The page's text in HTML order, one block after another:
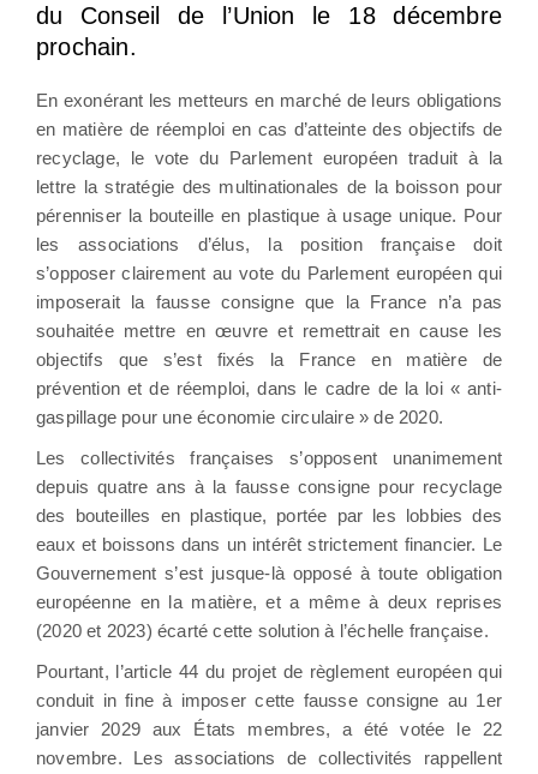
du Conseil de l’Union le 18 décembre
prochain.
En exonérant les metteurs en marché de leurs obligations
en matière de réemploi en cas d’atteinte des objectifs de
recyclage, le vote du Parlement européen traduit à la
lettre la stratégie des multinationales de la boisson pour
pérenniser la bouteille en plastique à usage unique. Pour
les associations d’élus, la position française doit
s’opposer clairement au vote du Parlement européen qui
imposerait la fausse consigne que la France n’a pas
souhaitée mettre en œuvre et remettrait en cause les
objectifs que s’est fixés la France en matière de
prévention et de réemploi, dans le cadre de la loi « anti-
gaspillage pour une économie circulaire » de 2020.
Les collectivités françaises s’opposent unanimement
depuis quatre ans à la fausse consigne pour recyclage
des bouteilles en plastique, portée par les lobbies des
eaux et boissons dans un intérêt strictement financier. Le
Gouvernement s’est jusque-là opposé à toute obligation
européenne en la matière, et a même à deux reprises
(2020 et 2023) écarté cette solution à l’échelle française.
Pourtant, l’article 44 du projet de règlement européen qui
conduit in fine à imposer cette fausse consigne au 1er
janvier 2029 aux États membres, a été votée le 22
novembre. Les associations de collectivités rappellent